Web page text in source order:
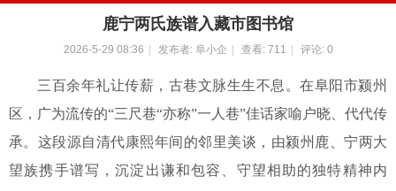
鹿宁两氏族谱入藏市图书馆
2026-5-29 08:36 发布者: 阜小企 查看: 711 评论: 0
三百余年礼让传薪，古巷文脉生生不息。在阜阳市颍州
区，广为流传的“三尺巷“亦称”一人巷”佳话家喻户晓、代代传
承。这段源自清代康熙年间的邻里美谈，由颍州鹿、宁两大
望族携手谱写，沉淀出谦和包容、守望相助的独特精神内